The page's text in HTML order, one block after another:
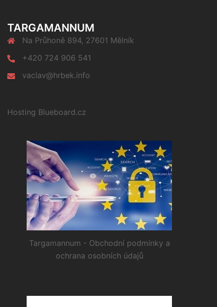
TARGAMANNUM
Na Průhoně 894, 27601 Mělník
+420 724 906 541
vaclav@hrbek.info
Hosting Blueboard.cz
Targamannum - Obchodní podmínky a
ochrana osobních údajů